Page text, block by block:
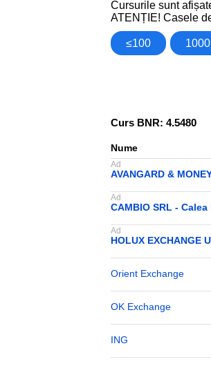
Cursurile sunt
ATENȚIE! Casele
≤100 1000
Curs BNR: 4.5480
Nume
AVANGARD &
CAMBIO SRL -
Orient Exchange
OK Exchange
ING